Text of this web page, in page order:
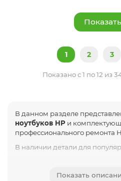
1 2 3
Показано с 1 по 12 из
В данном разделе
ноутбуков HP и
профессионального ремонта
В наличии детали для
HP ProBook
Показать